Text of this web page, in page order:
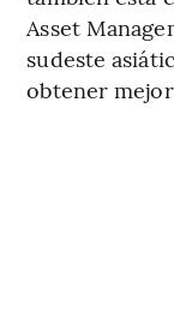
Asset
sudeste
obtener